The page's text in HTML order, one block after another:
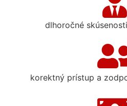
dlhoročné
korektný prístup a